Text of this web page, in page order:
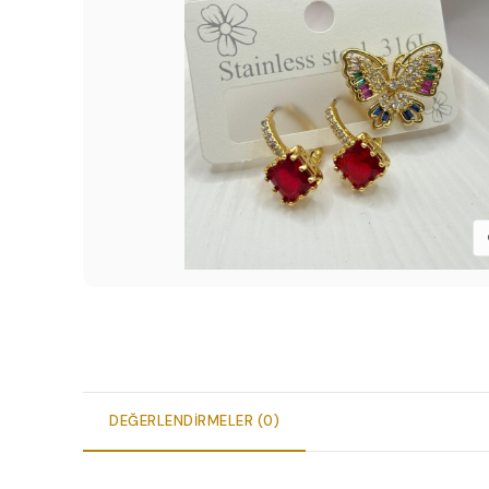
DEĞERLENDIRMELER (0)